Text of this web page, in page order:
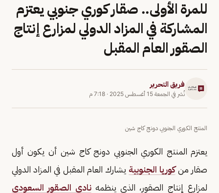
للمرة الأولى.. صقار كوري جنوبي يعتزم
المشاركة في المزاد الدولي لمزارع إنتاج
الصقور العام المقبل
فريق التحرير
نُشر في الجمعة 15 أغسطس 2025 · 7:18 م
المنتج الكوري الجنوبي دونج كاج شين
يعتزم المنتج الكوري الجنوبي دونج كاج شين أن يكون أول
صقار منكوريا الجنوبية يشارك العام المقبل في المزاد الدولي
لمزارع إنتاج الصقور، الذي ينظمهنادي الصقور السعودي